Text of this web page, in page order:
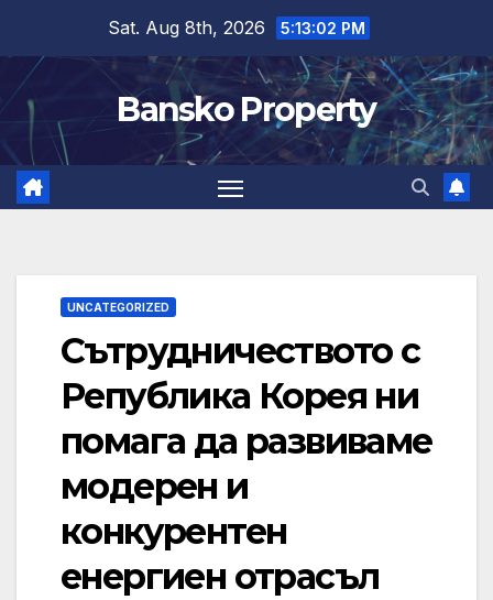
content
Sat. Aug 8th, 2026 5:13:03 PM
Bansko Property
UNCATEGORIZED
Сътрудничеството с
Република Корея ни
помага да развиваме
модерен и
конкурентен
енергиен отрасъл